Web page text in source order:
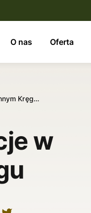
O nas Oferta
Kręg…
w